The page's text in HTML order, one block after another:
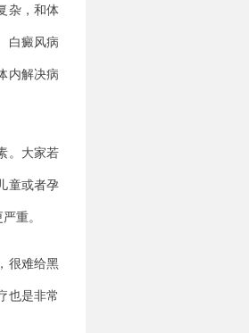
杂，和体
白癜风病
内解决病
。大家若
童或者孕
重。
很难给黑
也是非常